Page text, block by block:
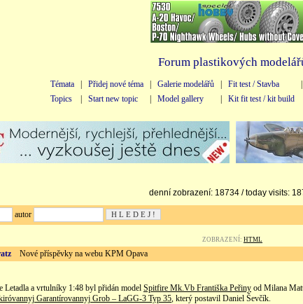
Forum plastikových
Témata Přidej nové téma Galerie modelářů Fit test / Stavba
Topics
Start new topic Model gallery Kit fit test / kit build
denní zobrazení: 18734 / today visits:
autor
ZOBRAZENÍ: HTML
Nové příspěvky na webu KPM Opava
Letadla a vrtulníky 1:48 byl přidán model Spitfire Mk.Vb Františka Peřiny od Milana
Garantírovannyj Grob – LaGG-3 Typ 35, který postavil Daniel Ševčík.